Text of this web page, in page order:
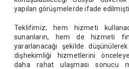
yapılan görüşmelerde ifade
Teklifimiz; hem hizmeti
sunanların, hem de hizmeti
yararlanacağı şekilde
dişhekimliği hizmetlerini
daha rahat ulaşması sonucu